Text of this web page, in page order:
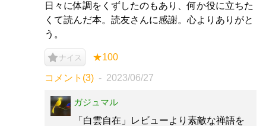
日々に体調をくずしたのもあり、何か役に立ちた
くて読んだ本。読友さんに感謝。心よりありがと
う。
ナイス ★100
コメント(3) 2023/06/27
ガジュマル
「白雲自在」レビューより素敵な禅語を